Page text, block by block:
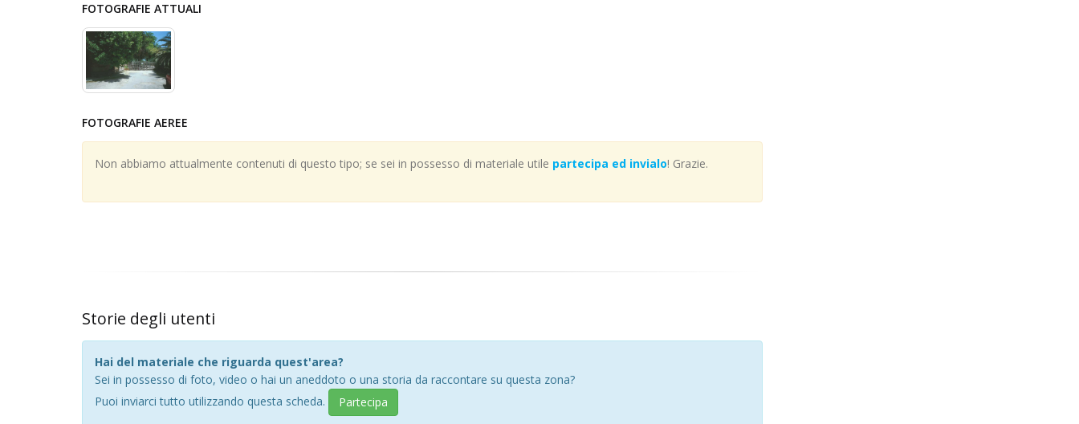
FOTOGRAFIE ATTUALI
FOTOGRAFIE AEREE
Non abbiamo attualmente contenuti di questo tipo; se sei in possesso di materiale utile partecipa ed invialo! Grazie.
Storie degli utenti
Hai del materiale che riguarda quest'area?
Sei in possesso di foto, video o hai un aneddoto o una storia da raccontare su questa zona?
Puoi inviarci tutto utilizzando questa scheda.
Partecipa